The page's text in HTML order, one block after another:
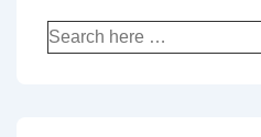
Pesquisar
por: